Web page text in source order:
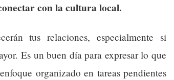
con la cultura local.
tus relaciones, especialmente si
Es un buen día para expresar lo que
organizado en tareas pendientes